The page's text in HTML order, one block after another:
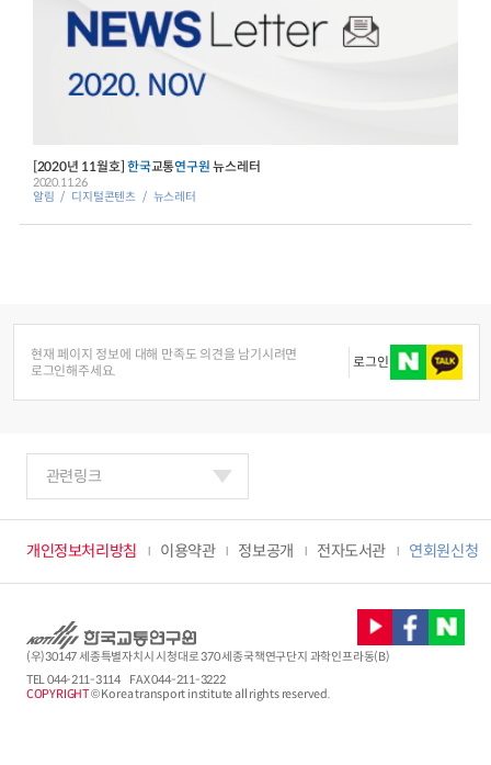
[2020년 11월호]한국교통연구원 뉴스레터
알림 디지털콘텐츠 뉴스레터
2020.11.26
현재 페이지 정보에 대해 만족도 의견을 남기시려면
로그인해주세요.
로그인
개인정보처리방침 이용약관 정보공개 전자도서관 연회원신청
관련링크
(우)30147 세종특별자치시 시청대로 370 세종국책연구단지 과학인프라동(B)
TEL044-211-3114
FAX 044-211-3222
COPYRIGHT© Korea transport institute all rights reserved.